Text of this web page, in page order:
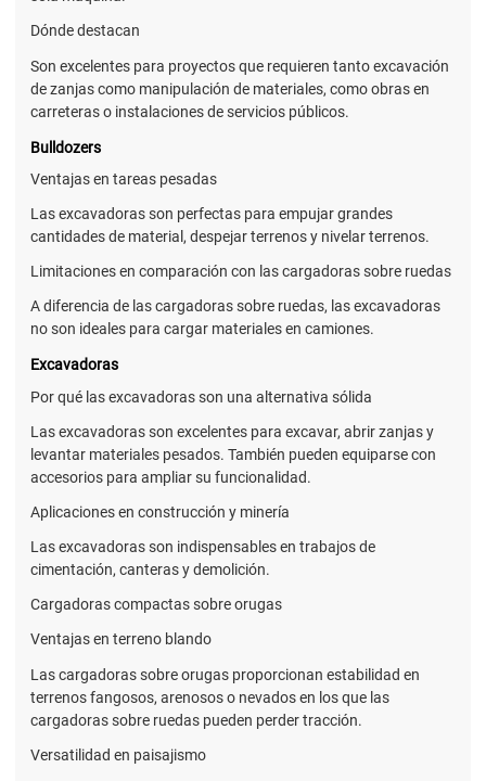
Dónde destacan
Son excelentes para proyectos que requieren tanto excavación
de zanjas como manipulación de materiales, como obras en
carreteras o instalaciones de servicios públicos.
Bulldozers
Ventajas en tareas pesadas
Las excavadoras son perfectas para empujar grandes
cantidades de material, despejar terrenos y nivelar terrenos.
Limitaciones en comparación con las cargadoras sobre ruedas
A diferencia de las cargadoras sobre ruedas, las excavadoras
no son ideales para cargar materiales en camiones.
Excavadoras
Por qué las excavadoras son una alternativa sólida
Las excavadoras son excelentes para excavar, abrir zanjas y
levantar materiales pesados. También pueden equiparse con
accesorios para ampliar su funcionalidad.
Aplicaciones en construcción y minería
Las excavadoras son indispensables en trabajos de
cimentación, canteras y demolición.
Cargadoras compactas sobre orugas
Ventajas en terreno blando
Las cargadoras sobre orugas proporcionan estabilidad en
terrenos fangosos, arenosos o nevados en los que las
cargadoras sobre ruedas pueden perder tracción.
Versatilidad en paisajismo